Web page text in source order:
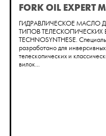
FORK OIL EXPERT
ГИДРАВЛИЧЕСКОЕ МАСЛО
ТИПОВ ТЕЛЕСКОПИЧЕСКИХ
TECHNOSYNTHESE.
разработано для инверсивных
телескопических и
вилок...